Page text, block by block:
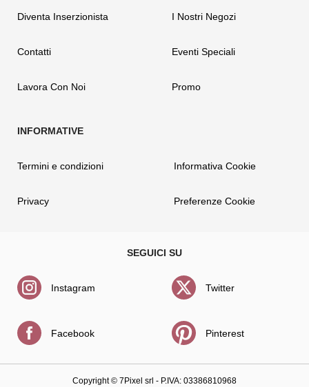
Diventa Inserzionista
Contatti
Lavora Con Noi
I Nostri Negozi
Eventi Speciali
Promo
Termini e condizioni
Privacy
Informativa Cookie
Preferenze Cookie
Instagram
Facebook
Twitter
Pinterest
Copyright © 7Pixel srl - P.IVA: 03386810968